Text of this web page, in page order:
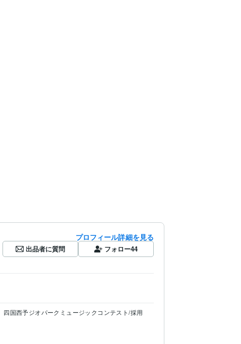
プロフィール詳細を見る
出品者に質問 フォロー44
四国西予ジオパークミュージックコンテスト/採用